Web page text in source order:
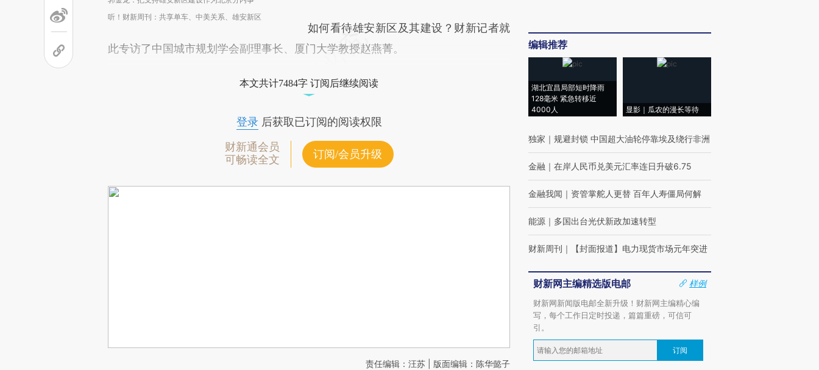
听！财新周刊：共享单车、中美关系、雄安新区
如何看待雄安新区及其建设？财新记者就
此专访了中国城市规划学会副理事长、厦门大学教授赵燕菁。
本文共计7484字 订阅后继续阅读
登录后获取已订阅的阅读权限
财新通会员
可畅读全文
订阅/会员升级
责任编辑：汪苏 | 版面编辑：陈华懿子
编辑推荐
湖北宜昌局部短时降雨
128毫米 紧急转移近
4000人
显影｜瓜农的漫长等待
独家 ｜ 规避封锁 中国超大油轮停靠埃及绕行非洲
金融 ｜ 在岸人民币兑美元汇率连日升破6.75
金融我闻 ｜ 资管掌舵人更替 百年人寿僵局何解
能源 ｜ 多国出台光伏新政加速转型
财新周刊 ｜ 【封面报道】电力现货市场元年突进
财新网主编精选版电邮
样例
财新网新闻版电邮全新升级！财新网主编精心编
写，每个工作日定时投递，篇篇重磅，可信可
引。
订阅